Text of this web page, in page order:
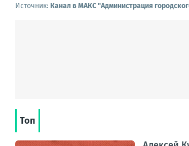
Источник: Канал в МАКС "Администрация
Топ